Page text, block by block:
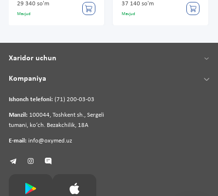
29 340 so'm
Mavjud
37 140 so'm
Mavjud
Ishonch telefoni: (71) 200-03-03
Manzil: 100044, Toshkent sh., Sergeli
tumani, koʻch. Bezakchilik, 18A
E-mail: info@oxymed.uz
Xaridor uchun
Kompaniya